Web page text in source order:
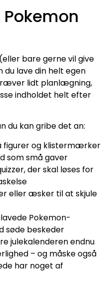
bare gerne vil give
du lave din helt egen
lidt planlægning,
indholdet helt efter
du kan gribe det an:
figurer og klistermærker
som små gaver
der skal løses for
eller æsker til at skjule
Pokemon-
søde beskeder
julekalenderen endnu
– og måske også
har noget af